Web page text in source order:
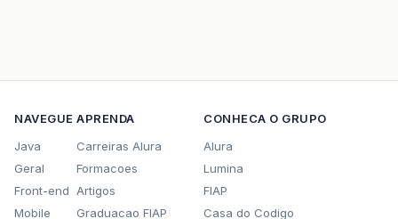
NAVEGUE
Java
Geral
Front-end
Mobile
APRENDA
Carreiras Alura
Formacoes
Artigos
Graduacao FIAP
CONHECA O GRUPO
Alura
Lumina
FIAP
Casa do Codigo